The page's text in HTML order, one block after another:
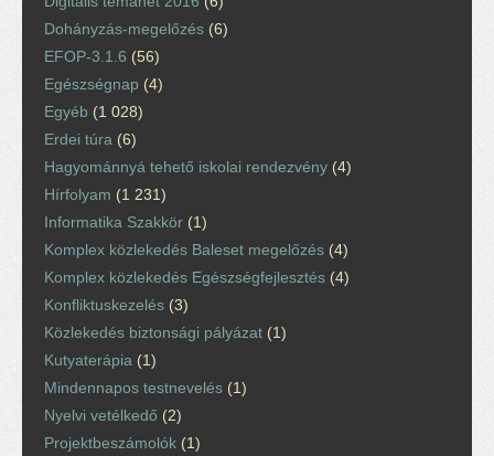
Dohányzás-megelőzés (6)
EFOP-3.1.6 (56)
Egészségnap (4)
Egyéb (1 028)
Erdei túra (6)
Hagyománnyá tehető iskolai rendezvény (4)
Hírfolyam (1 231)
Informatika Szakkör (1)
Komplex közlekedés Baleset megelőzés (4)
Komplex közlekedés Egészségfejlesztés (4)
Konfliktuskezelés (3)
Közlekedés biztonsági pályázat (1)
Kutyaterápia (1)
Mindennapos testnevelés (1)
Nyelvi vetélkedő (2)
Projektbeszámolók (1)